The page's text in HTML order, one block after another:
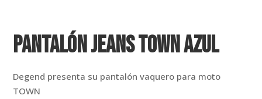
Pantalón Jeans Town Azul
Degend presenta su pantalón vaquero para moto
TOWN